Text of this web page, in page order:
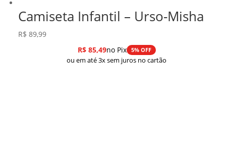
Camiseta Infantil – Urso-Misha
R$ 89,99
R$85,49no Pix 5% OFF
ou em até 3x sem juros no cartão